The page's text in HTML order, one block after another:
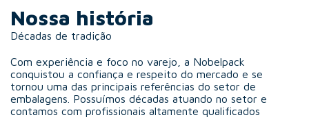
Nossa história
Décadas de tradição
Com experiência e foco no varejo, a Nobelpack
conquistou a confiança e respeito do mercado e se
tornou uma das principais referências do setor de
embalagens. Possuímos décadas atuando no setor e
contamos com profissionais altamente qualificados